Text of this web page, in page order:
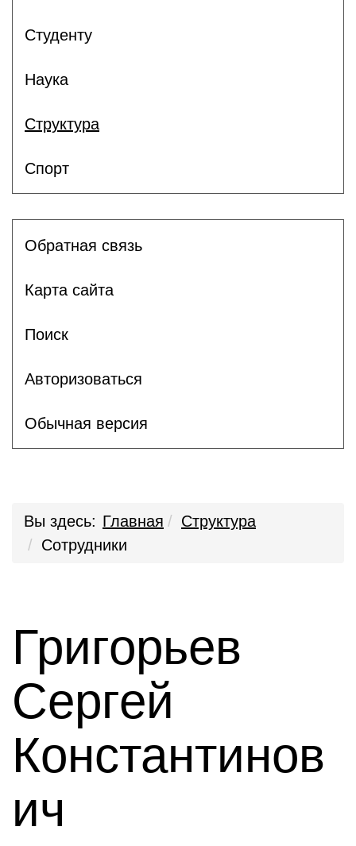
Студенту
Наука
Структура
Спорт
Обратная связь
Карта сайта
Поиск
Авторизоваться
Обычная версия
Вы здесь: Главная
Структура
Сотрудники
Григорьев
Сергей
Константинов
ич